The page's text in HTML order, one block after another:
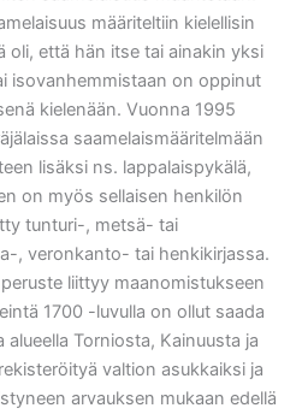
määriteltiin kielellisin
oli, että hän itse tai ainakin yksi
isovanhemmistaan on oppinut
kielenään. Vuonna 1995
saamelaismääritelmään
lisäksi ns. lappalaispykälä,
on myös sellaisen henkilön
tunturi-, metsä- tai
, veronkanto- tai henkikirjassa.
liittyy maanomistukseen
1700 -luvulla on ollut saada
Torniosta, Kainuusta ja
valtion asukkaiksi ja
arvauksen mukaan edellä